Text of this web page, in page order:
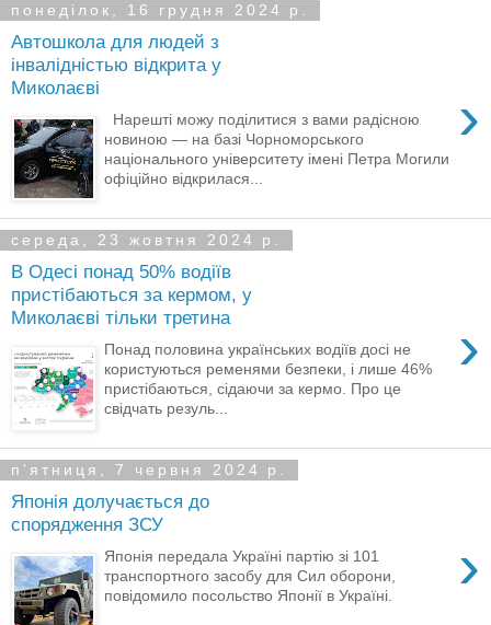
понеділок, 16 грудня 2024 р.
Автошкола для людей з
інвалідністью відкрита у
Миколаєві
›
Нарешті можу поділитися з вами радісною
новиною — на базі Чорноморського
національного університету імені Петра Могили
офіційно відкрилася...
середа, 23 жовтня 2024 р.
В Одесі понад 50% водіїв
пристібаються за кермом, у
Миколаєві тільки третина
›
Понад половина українських водіїв досі не
користуються ременями безпеки, і лише 46%
пристібаються, сідаючи за кермо. Про це
свідчать резуль...
пʼятниця, 7 червня 2024 р.
Японія долучається до
спорядження ЗСУ
›
Японія передала Україні партію зі 101
транспортного засобу для Сил оборони,
повідомило посольство Японії в Україні.